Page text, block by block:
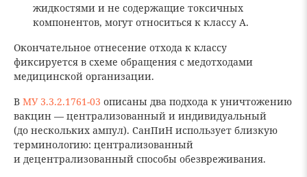
жидкостями и не содержащие токсичных
компонентов, могут относиться к классу А.
Окончательное отнесение отхода к классу
фиксируется в схеме обращения с медотходами
медицинской организации.
В МУ 3.3.2.1761-03 описаны два подхода к уничтожению
вакцин — централизованный и индивидуальный
(до нескольких ампул). СанПиН использует близкую
терминологию: централизованный
и децентрализованный способы обезвреживания.